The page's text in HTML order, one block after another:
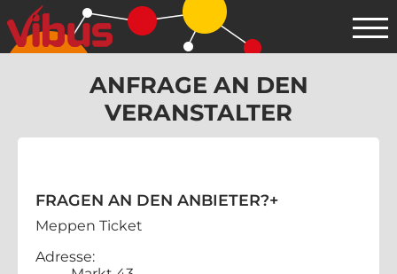
ANFRAGE AN DEN
VERANSTALTER
FRAGEN AN DEN ANBIETER?+
Meppen Ticket
Adresse: